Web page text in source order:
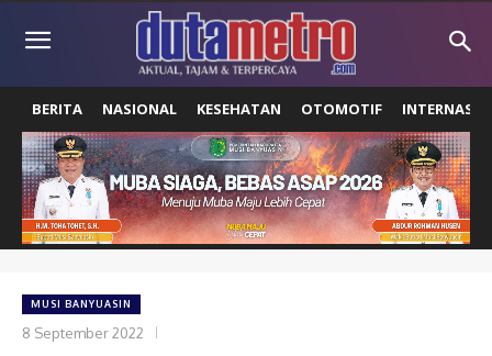
BERITA NASIONAL KESEHATAN OTOMOTIF
MUSI BANYUASIN
8 September 2022